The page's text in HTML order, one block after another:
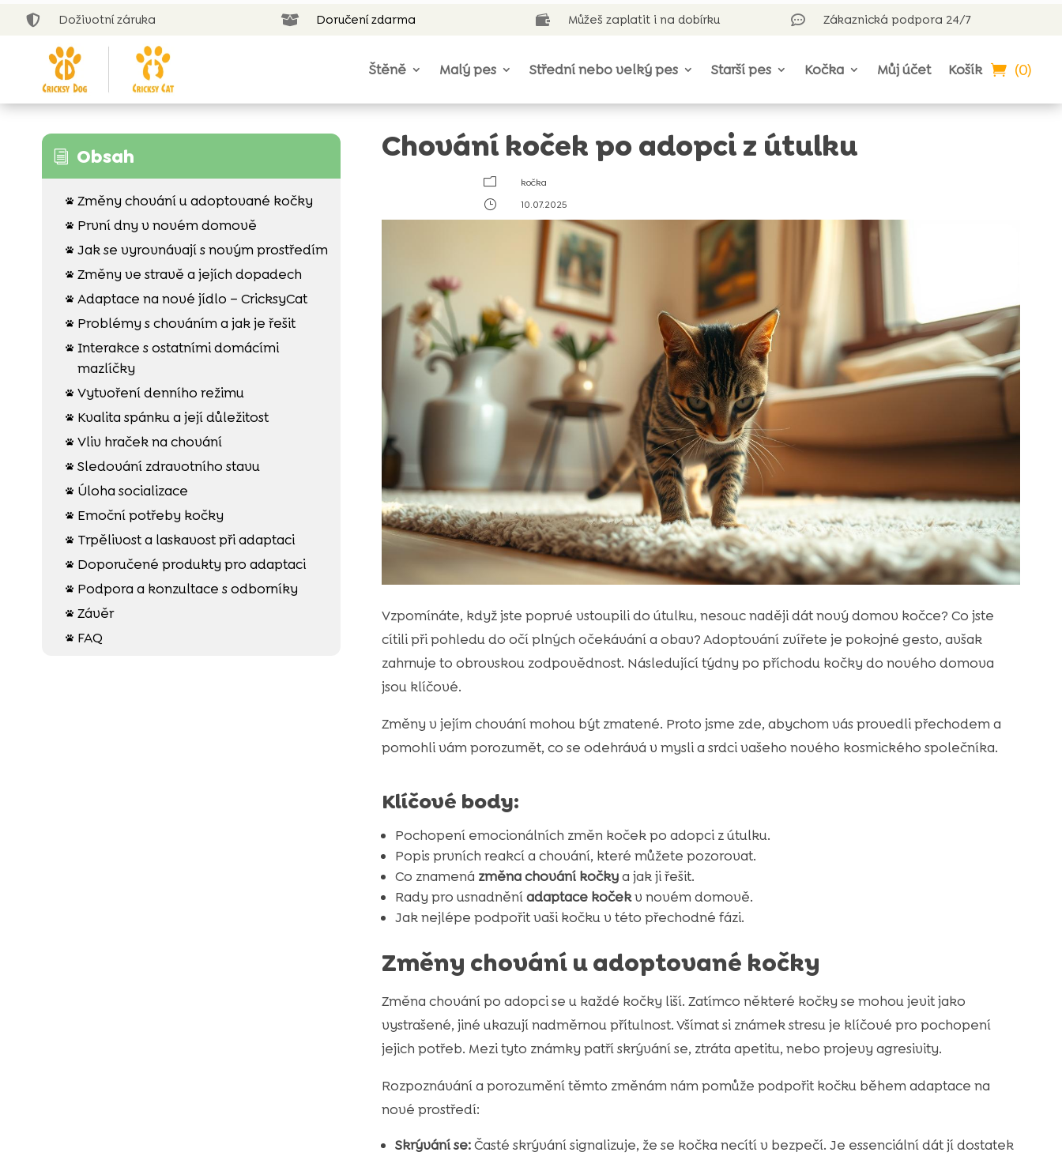
 Doživotní záruka  Doručení zdarma  Můžeš zaplatit i na dobírku  Zákaznická podpora 24/7
Štěně Malý pes Střední nebo velký pes Starší pes Kočka Můj účet Košík (0)
i Obsah
 Změny chování u adoptované kočky
 První dny v novém domově
 Jak se vyrovnávají s novým prostředím
 Změny ve stravě a jejích dopadech
 Adaptace na nové jídlo – CricksyCat
 Problémy s chováním a jak je řešit
 Interakce s ostatními domácími
mazlíčky
 Vytvoření denního režimu
 Kvalita spánku a její důležitost
 Vliv hraček na chování
 Sledování zdravotního stavu
 Úloha socializace
 Emoční potřeby kočky
 Trpělivost a laskavost při adaptaci
 Doporučené produkty pro adaptaci
 Podpora a konzultace s odborníky
 Závěr
 FAQ
Chování koček po adopci z útulku
m
kočka
}
10.07.2025
Vzpomínáte, když jste poprvé vstoupili do útulku, nesouc naději dát nový domov kočce? Co jste
cítili při pohledu do očí plných očekávání a obav? Adoptování zvířete je pokojné gesto, avšak
zahrnuje to obrovskou zodpovědnost. Následující týdny po příchodu kočky do nového domova
jsou klíčové.
Změny v jejím chování mohou být zmatené. Proto jsme zde, abychom vás provedli přechodem a
pomohli vám porozumět, co se odehrává v mysli a srdci vašeho nového kosmického společníka.
Klíčové body:
Pochopení emocionálních změn koček po adopci z útulku.
Popis prvních reakcí a chování, které můžete pozorovat.
Co znamená změna chování kočkya jak ji řešit.
Rady pro usnadněníadaptace kočekv novém domově.
Jak nejlépe podpořit vaši kočku v této přechodné fázi.
Změny chování u adoptované kočky
Změna chování po adopci se u každé kočky liší. Zatímco některé kočky se mohou jevit jako
vystrašené, jiné ukazují nadměrnou přítulnost. Všímat si známek stresu je klíčové pro pochopení
jejich potřeb. Mezi tyto známky patří skrývání se, ztráta apetitu, nebo projevy agresivity.
Rozpoznávání a porozumění těmto změnám nám pomůže podpořit kočku během adaptace na
nové prostředí:
Skrývání se:Časté skrývání signalizuje, že se kočka necítí v bezpečí. Je essenciální dát jí dostatek